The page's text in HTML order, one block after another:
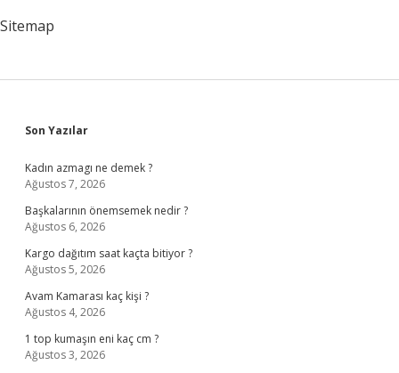
Sitemap
Sidebar
Son Yazılar
Kadın azmagı ne demek ?
Ağustos 7, 2026
Başkalarının önemsemek nedir ?
Ağustos 6, 2026
Kargo dağıtım saat kaçta bitiyor ?
Ağustos 5, 2026
Avam Kamarası kaç kişi ?
Ağustos 4, 2026
1 top kumaşın eni kaç cm ?
Ağustos 3, 2026